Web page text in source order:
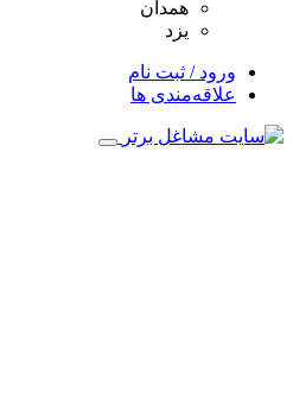
همدان
یزد
ورود / ثبت نام
علاقه‌مندی ها